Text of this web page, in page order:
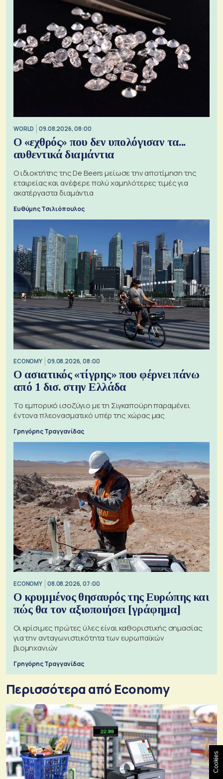
WORLD 09.08.2026, 08:00
Ο «εχθρός» που δεν υπολόγισαν τα...
αυθεντικά διαμάντια
Ο ιδιοκτήτης της De Beers μείωσε την αποτίμηση της
εταιρείας και ανέφερε πολύ χαμηλότερες τιμές για
ακατέργαστα διαμάντια
Ευθύμης Τσιλιόπουλος
ECONOMY 09.08.2026, 08:00
Ο ασιατικός «τίγρης» που φέρνει πάνω
από 1 δισ. στην Ελλάδα
Το εμπορικό ισοζύγιο με τη Σιγκαπούρη παραμένει
έντονα πλεονασματικό υπέρ της χώρας μας
Γρηγόρης Τραγγανίδας
ECONOMY 08.08.2026, 07:00
Ο κρυμμένος θησαυρός της Ευρώπης και
πώς θα τον αξιοποιήσει [γράφημα]
Οι κρίσιμες πρώτες ύλες είναι καθοριστικής σημασίας
για την ανταγωνιστικότητα των ευρωπαϊκών
βιομηχανιών
Γρηγόρης Τραγγανίδας
Περισσότερα από Economy
Cookies